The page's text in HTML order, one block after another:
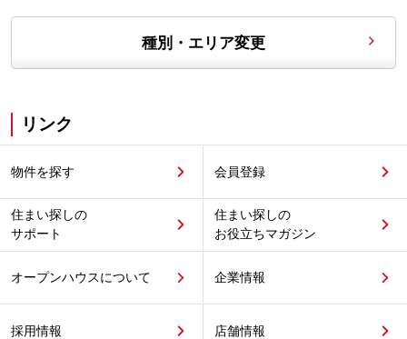
種別・エリア変更
リンク
物件を探す 会員登録
住まい探しの
サポート
住まい探しの
お役立ちマガジン
オープンハウスについて 企業情報
採用情報 店舗情報